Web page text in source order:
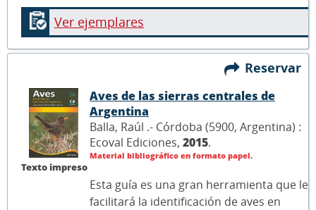
Ver ejemplares
Reservar
Texto impreso
Aves de las sierras centrales de
Argentina
Balla, Raúl .- Córdoba (5900, Argentina) :
Ecoval Ediciones, 2015.
Material bibliográfico en formato papel.
Esta guía es una gran herramienta que le
facilitará la identificación de aves en